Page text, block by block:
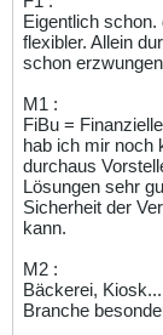
Eigentlich
flexibler. Allein
schon
M1 :
FiBu =
hab ich mir noch
durchaus
Lösungen sehr
Sicherheit der
kann.
M2 :
Bäckerei,
Branche